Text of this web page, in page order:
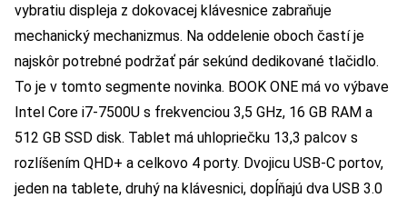
vybratiu displeja z dokovacej klávesnice zabraňuje
mechanický mechanizmus. Na oddelenie oboch častí je
najskôr potrebné podržať pár sekúnd dedikované tlačidlo.
To je v tomto segmente novinka. BOOK ONE má vo výbave
Intel Core i7-7500U s frekvenciou 3,5 GHz, 16 GB RAM a
512 GB SSD disk. Tablet má uhlopriečku 13,3 palcov s
rozlíšením QHD+ a celkovo 4 porty. Dvojicu USB-C portov,
jeden na tablete, druhý na klávesnici, dopĺňajú dva USB 3.0